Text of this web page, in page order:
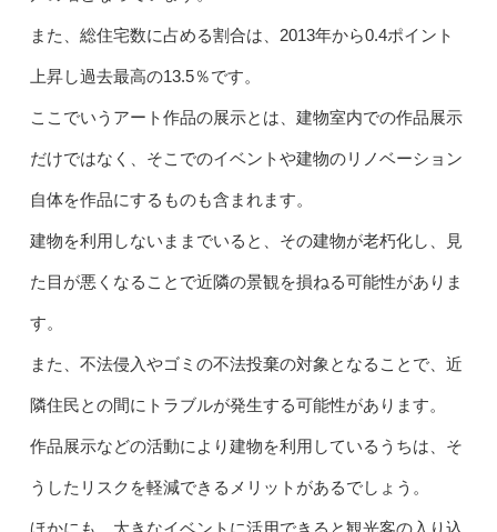
また、総住宅数に占める割合は、2013年から0.4ポイント
上昇し過去最高の13.5％です。
ここでいうアート作品の展示とは、建物室内での作品展示
だけではなく、そこでのイベントや建物のリノベーション
自体を作品にするものも含まれます。
建物を利用しないままでいると、その建物が老朽化し、見
た目が悪くなることで近隣の景観を損ねる可能性がありま
す。
また、不法侵入やゴミの不法投棄の対象となることで、近
隣住民との間にトラブルが発生する可能性があります。
作品展示などの活動により建物を利用しているうちは、そ
うしたリスクを軽減できるメリットがあるでしょう。